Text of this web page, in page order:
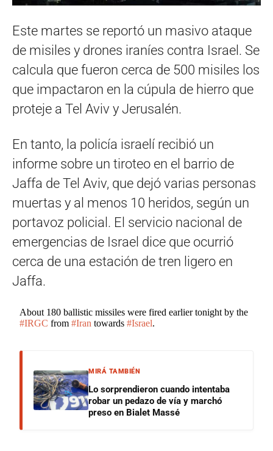
Este martes se reportó un masivo ataque
de misiles y drones iraníes contra Israel. Se
calcula que fueron cerca de 500 misiles los
que impactaron en la cúpula de hierro que
proteje a Tel Aviv y Jerusalén.
En tanto, la policía israelí recibió un
informe sobre un tiroteo en el barrio de
Jaffa de Tel Aviv, que dejó varias personas
muertas y al menos 10 heridos, según un
portavoz policial. El servicio nacional de
emergencias de Israel dice que ocurrió
cerca de una estación de tren ligero en
Jaffa.
About 180 ballistic missiles were fired earlier tonight by the
#IRGC from#Iran towards#Israel.
MIRÁ TAMBIÉN
Lo sorprendieron cuando intentaba
robar un pedazo de vía y marchó
preso en Bialet Massé